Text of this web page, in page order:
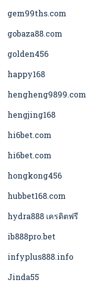
gem99ths.com
gobaza88.com
golden456
happy168
hengheng9899.com
hengjing168
hi6bet.com
hi6bet.com
hongkong456
hubbet168.com
hydra888 เครดิตฟรี
ib888pro.bet
infyplus888.info
Jinda55